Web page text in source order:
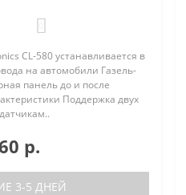
CL-580 устанавливается в
на автомобили Газель-
панель до и после
Поддержка двух
р.
3-5 ДНЕЙ